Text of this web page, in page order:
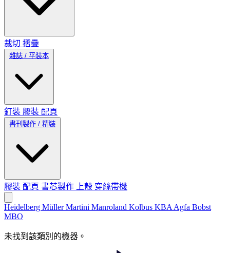
裁切 摺疊
雜誌 / 平裝本
釘裝 膠裝 配頁
書刊製作 / 精裝
膠裝 配頁 書芯製作 上殼 穿絲帶機
Heidelberg Müller Martini Manroland Kolbus KBA Agfa Bobst
MBO
未找到該類別的機器。